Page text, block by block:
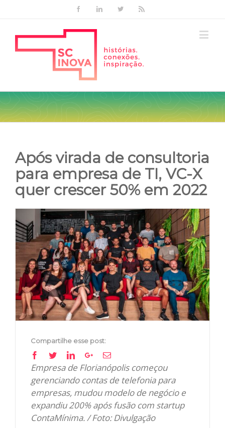
FacebookLinkedinTwitter
Após virada de consultoria
para empresa de TI, VC-X
quer crescer 50% em 2022
Larger
Image
Compartilhe esse post:
Facebook
TwitterLinkedinGoogle+Email
Empresa de Florianópolis começou
gerenciando contas de telefonia para
empresas, mudou modelo de negócio e
expandiu 200% após fusão com startup
ContaMínima. / Foto: Divulgação